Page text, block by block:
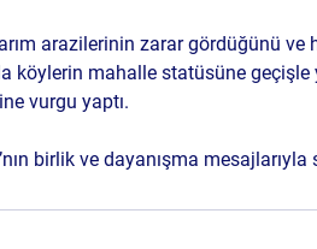
arazilerinin zarar gördüğünü ve
köylerin mahalle statüsüne
vurgu yaptı.
birlik ve dayanışma mesajlarıyla